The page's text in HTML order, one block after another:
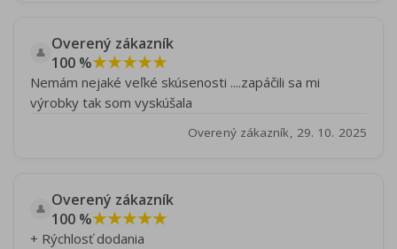
👤 Overený zákazník
100 %★★★★★
Nemám nejaké veľké skúsenosti ....zapáčili sa mi
výrobky tak som vyskúšala
Overený zákazník, 29. 10. 2025
👤 Overený zákazník
100 %★★★★★
+ Rýchlosť dodania